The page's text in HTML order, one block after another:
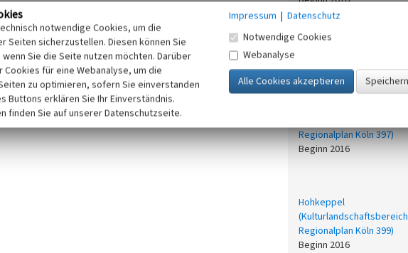
Kaltenbach
Regionalplan Köln 416)
Beginn 2016
Regionalplan Köln 397)
Beginn 2016
Hohkeppel
(Kulturlandschaftsbereich
Regionalplan Köln 399)
Beginn 2016
notwendige Cookies, um die
Seiten sicherzustellen. Diesen können Sie
Sie die Seite nutzen möchten. Darüber
Cookies für eine Webanalyse, um die
zu optimieren, sofern Sie einverstanden
Buttons erklären Sie Ihr Einverständnis.
finden Sie auf unserer Datenschutzseite.
Impressum | Datenschutz
Notwendige Cookies
Webanalyse